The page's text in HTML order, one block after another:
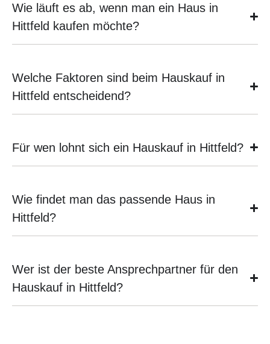
Wie läuft es ab, wenn man ein Haus in
Hittfeld kaufen möchte?
Welche Faktoren sind beim Hauskauf in
Hittfeld entscheidend?
Für wen lohnt sich ein Hauskauf in Hittfeld?
Wie findet man das passende Haus in
Hittfeld?
Wer ist der beste Ansprechpartner für den
Hauskauf in Hittfeld?